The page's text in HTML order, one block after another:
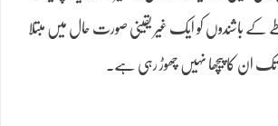
کے باشندوں کو ایک غیر یقینی صورت حال میں مبتلا
تک ان کا پیچھا نہیں چھوڑ رہی ہے۔